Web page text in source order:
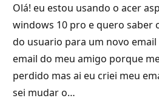
ç
ã
o
Olá! eu estou usando o acer
windows 10 pro e quero saber
do usuario para um novo
email do meu amigo porque
perdido mas ai eu criei meu
sei mudar o…